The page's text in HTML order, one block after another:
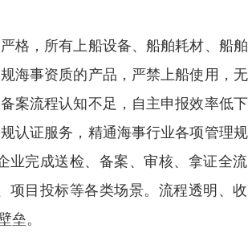
格，所有上船设备、船舶耗材、船
海事资质的产品，严禁上船使用，
案流程认知不足，自主申报效率低
认证服务，精通海事行业各项管理
业完成送检、备案、审核、拿证全
项目投标等各类场景。流程透明、
。